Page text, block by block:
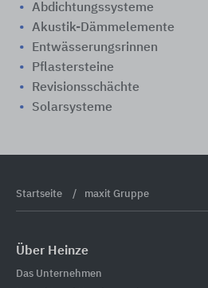
Abdichtungssysteme
Akustik-Dämmelemente
Entwässerungsrinnen
Pflastersteine
Revisionsschächte
Solarsysteme
Startseite maxit Gruppe
Über Heinze
Das Unternehmen